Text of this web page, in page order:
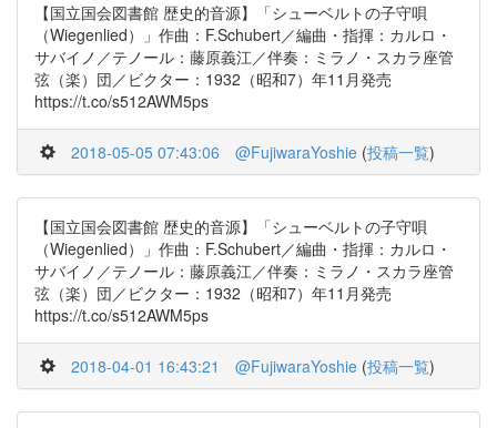
【国立国会図書館 歴史的音源】「シューベルトの子守唄
（Wiegenlied）」作曲：F.Schubert／編曲・指揮：カルロ・
サバイノ／テノール：藤原義江／伴奏：ミラノ・スカラ座管
弦（楽）団／ビクター：1932（昭和7）年11月発売
https://t.co/s512AWM5ps
2018-05-05 07:43:06 @FujiwaraYoshie (投稿一覧)
【国立国会図書館 歴史的音源】「シューベルトの子守唄
（Wiegenlied）」作曲：F.Schubert／編曲・指揮：カルロ・
サバイノ／テノール：藤原義江／伴奏：ミラノ・スカラ座管
弦（楽）団／ビクター：1932（昭和7）年11月発売
https://t.co/s512AWM5ps
2018-04-01 16:43:21 @FujiwaraYoshie (投稿一覧)